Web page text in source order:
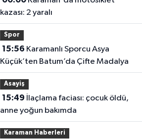
kazası: 2 yaralı
Spor
15:56
Küçük’ten Batum’da Çifte Madalya
Asayiş
15:49
anne yoğun bakımda
Karaman Haberleri